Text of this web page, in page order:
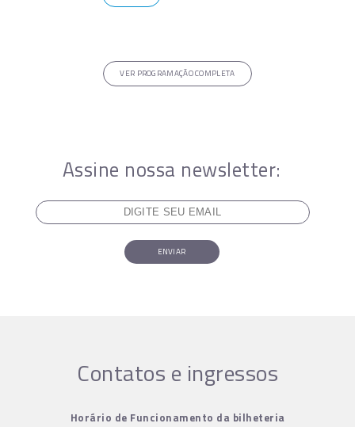
VER PROGRAMAÇÃO COMPLETA
Assine nossa newsletter:
ENVIAR
Contatos e ingressos
Horário de Funcionamento da bilheteria